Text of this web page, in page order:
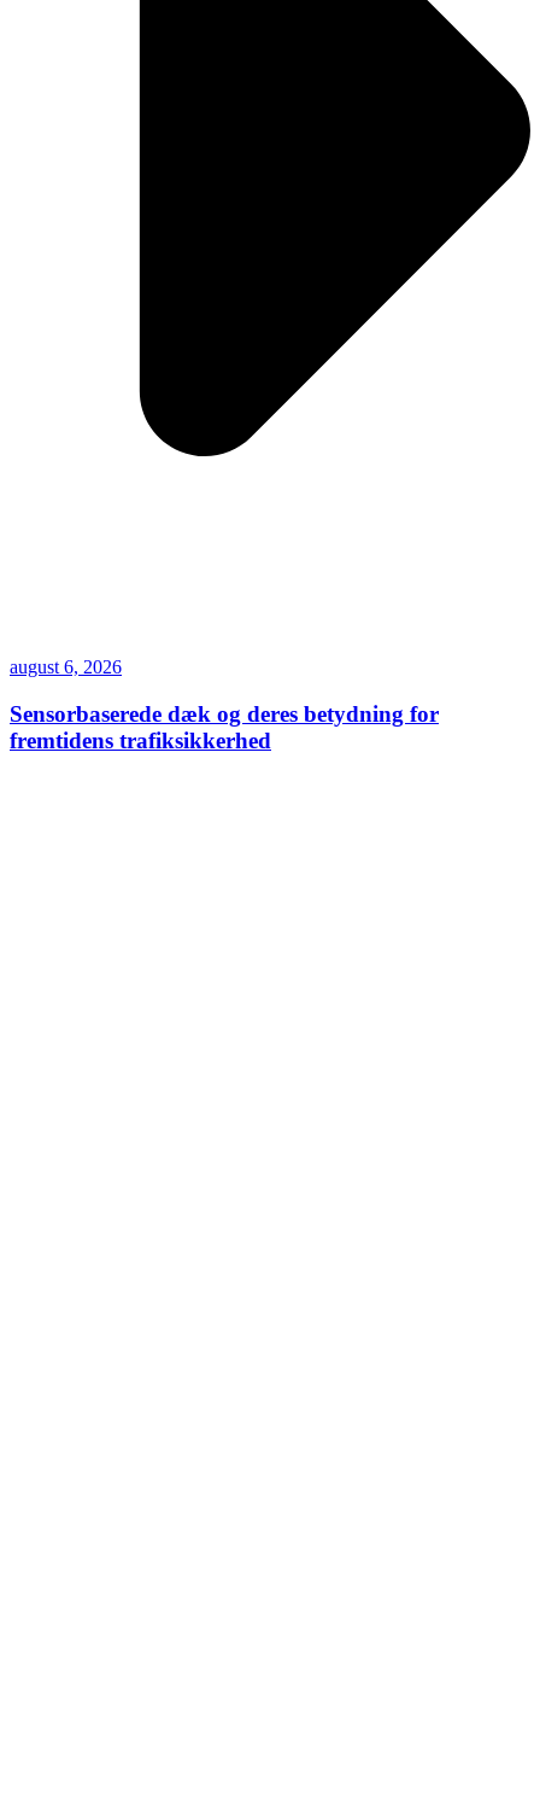
august 6, 2026
Sensorbaserede dæk og deres betydning for
fremtidens trafiksikkerhed